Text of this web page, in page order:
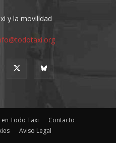
y la movilidad
Todo Taxi
Contacto
Aviso Legal